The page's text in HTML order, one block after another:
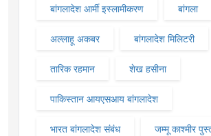
बांगलादेश आर्मी इस्लामीकरण बांगला
अल्लाहू अकबर बांगलादेश मिलिटरी
तारिक रहमान शेख हसीना
पाकिस्तान आयएसआय बांगलादेश
भारत बांगलादेश संबंध जम्मू काश्मीर